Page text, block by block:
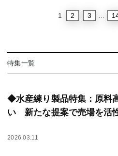
1 2 3
特集一覧
◆水産練り製品特集：原料
い 新たな提案で売場を活
2026.03.11